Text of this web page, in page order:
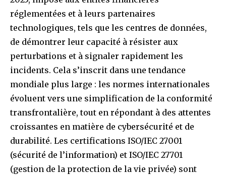
réglementées et à leurs partenaires
technologiques, tels que les centres de données,
de démontrer leur capacité à résister aux
perturbations et à signaler rapidement les
incidents. Cela s’inscrit dans une tendance
mondiale plus large : les normes internationales
évoluent vers une simplification de la conformité
transfrontalière, tout en répondant à des attentes
croissantes en matière de cybersécurité et de
durabilité. Les certifications ISO/IEC 27001
(sécurité de l’information) et ISO/IEC 27701
(gestion de la protection de la vie privée) sont